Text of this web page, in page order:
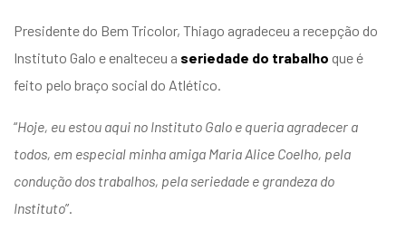
Presidente do Bem Tricolor, Thiago agradeceu a recepção do
Instituto Galo e enalteceu a seriedade do trabalho que é
feito pelo braço social do Atlético.
“Hoje, eu estou aqui no Instituto Galo e queria agradecer a
todos, em especial minha amiga Maria Alice Coelho, pela
condução dos trabalhos, pela seriedade e grandeza do
Instituto”.